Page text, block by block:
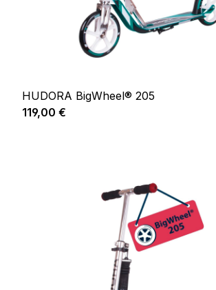
HUDORA BigWheel® 205
Prix régulier :
119,00 €